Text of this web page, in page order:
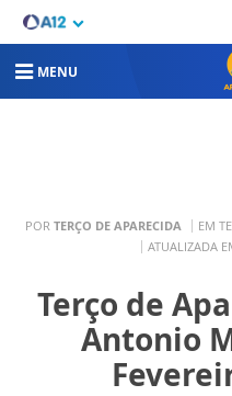
MENU
POR TERÇO DE APARECIDA EM
ATUALIZADA
Terço de
Antonio